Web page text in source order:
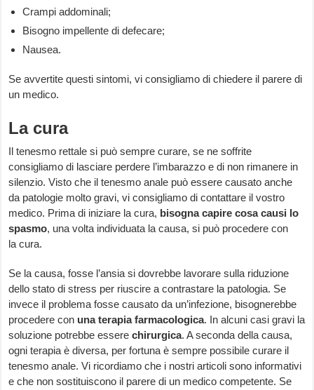
Crampi addominali;
Bisogno impellente di defecare;
Nausea.
Se avvertite questi sintomi, vi consigliamo di chiedere il parere di
un medico.
La cura
Il tenesmo rettale si può sempre curare, se ne soffrite
consigliamo di lasciare perdere l’imbarazzo e di non rimanere in
silenzio. Visto che il tenesmo anale può essere causato anche
da patologie molto gravi, vi consigliamo di contattare il vostro
medico. Prima di iniziare la cura, bisogna capire cosa causi lo
spasmo, una volta individuata la causa, si può procedere con
la cura.
Se la causa, fosse l’ansia si dovrebbe lavorare sulla riduzione
dello stato di stress per riuscire a contrastare la patologia. Se
invece il problema fosse causato da un’infezione, bisognerebbe
procedere con una terapia farmacologica. In alcuni casi gravi la
soluzione potrebbe esserechirurgica. A seconda della causa,
ogni terapia è diversa, per fortuna è sempre possibile curare il
tenesmo anale. Vi ricordiamo che i nostri articoli sono informativi
e che non sostituiscono il parere di un medico competente. Se